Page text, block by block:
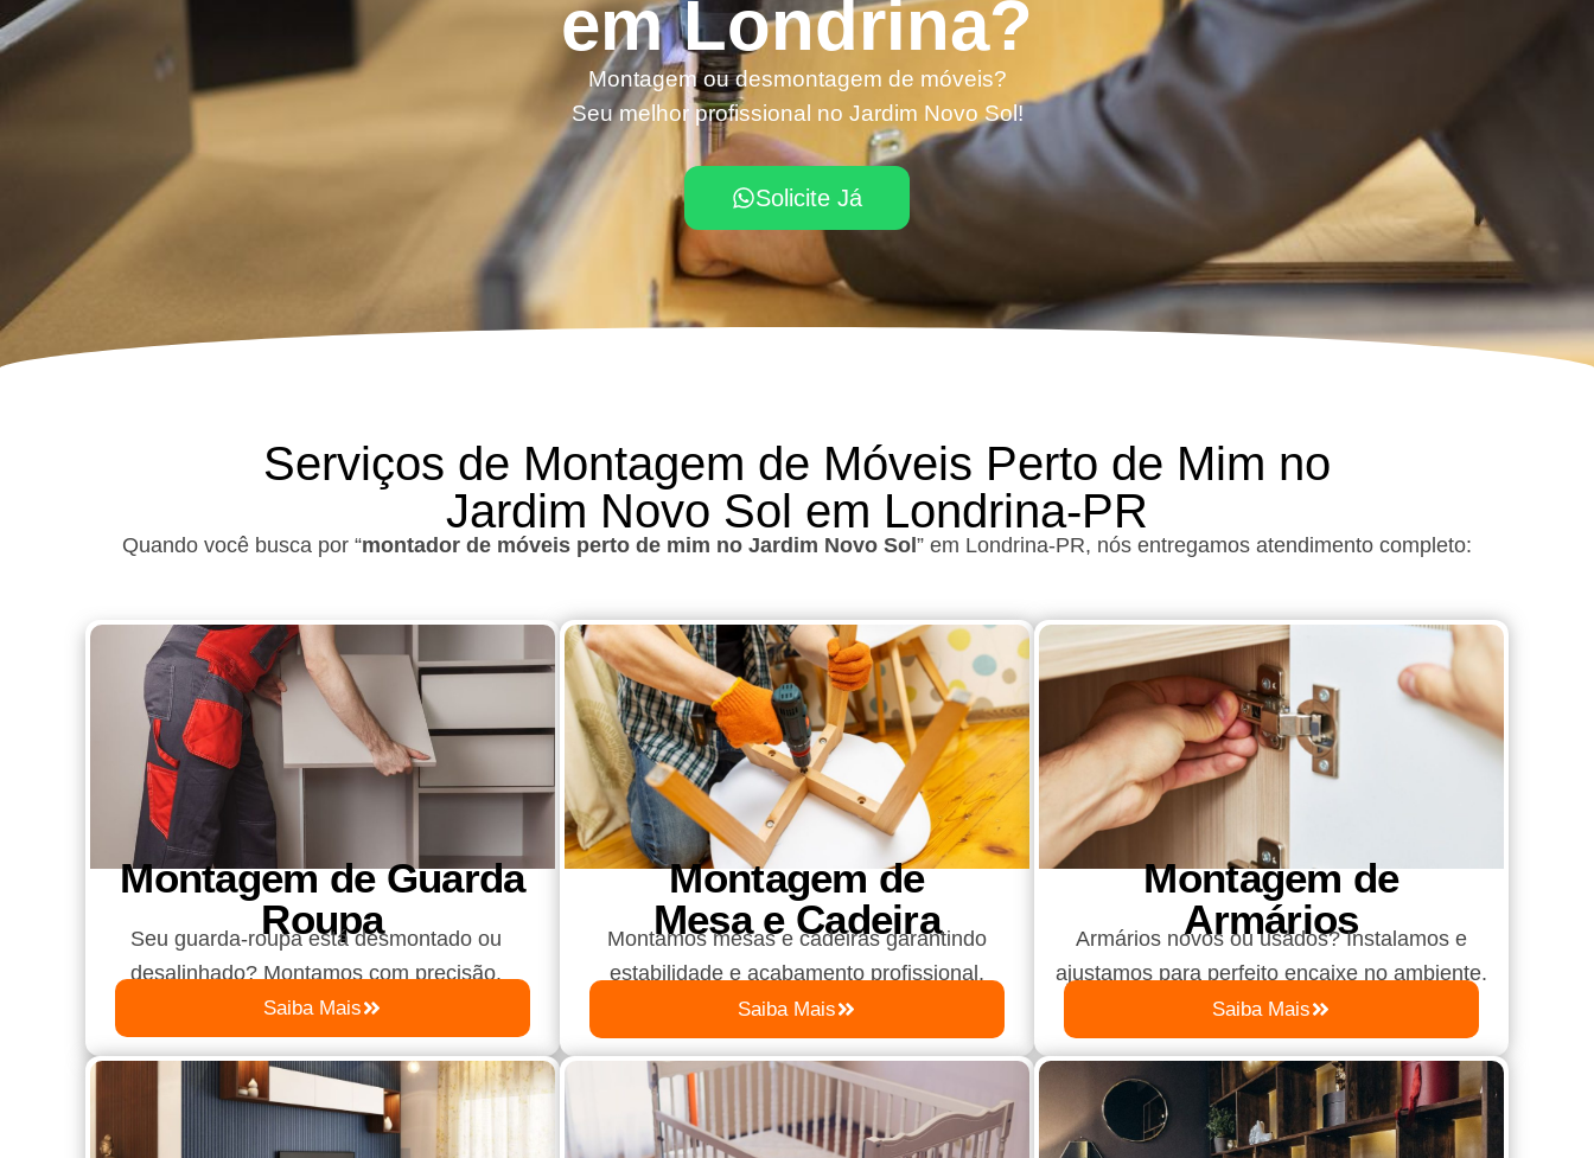
em Londrina?
Montagem ou desmontagem de móveis?
Seu melhor profissional no Jardim Novo Sol!
Solicite Já
Serviços de Montagem de Móveis Perto de Mim no
Jardim Novo Sol em Londrina-PR
Quando você busca por “montador de móveis perto de mim no Jardim Novo Sol” em Londrina-PR, nós entregamos atendimento completo:
Montagem de Guarda
Roupa​
Seu guarda-roupa está desmontado ou
desalinhado? Montamos com precisão.
Saiba Mais
Montagem de
Mesa e Cadeira
Montamos mesas e cadeiras garantindo
estabilidade e acabamento profissional.
Saiba Mais
Montagem de
Armários
Armários novos ou usados? Instalamos e
ajustamos para perfeito encaixe no ambiente.
Saiba Mais